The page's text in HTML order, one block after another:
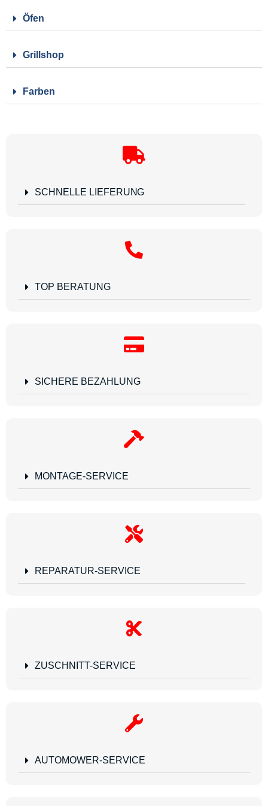
Öfen
Grillshop
Farben
SCHNELLE LIEFERUNG
TOP BERATUNG
SICHERE BEZAHLUNG
MONTAGE-SERVICE
REPARATUR-SERVICE
ZUSCHNITT-SERVICE
AUTOMOWER-SERVICE